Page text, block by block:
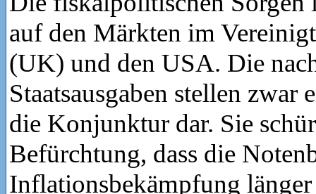
auf den Märkten im
(UK) und den USA. Die
Staatsausgaben stellen zwar
die Konjunktur dar. Sie
Befürchtung, dass die
Inflationsbekämpfung